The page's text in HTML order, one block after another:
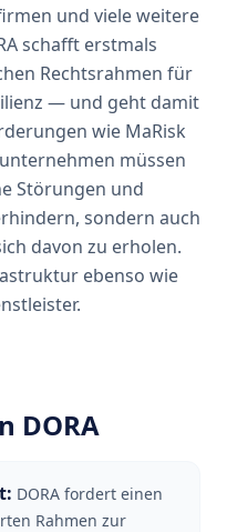
und viele weitere
schafft erstmals
Rechtsrahmen für
— und geht damit
wie MaRisk
müssen
Störungen und
sondern auch
davon zu erholen.
ebenso wie
DORA
: DORA fordert einen
Rahmen zur